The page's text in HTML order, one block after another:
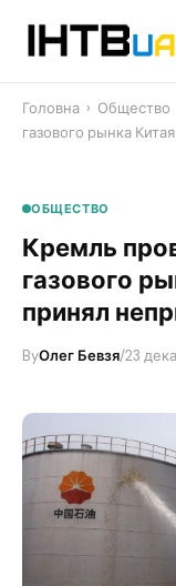
Головна › Общество
газового рынка
ОБЩЕСТВО
Кремль
газового
принял
ByОлег Бевзя/23